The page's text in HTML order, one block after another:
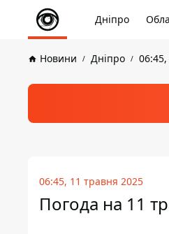
Дніпро
Новини Дніпро
06:45, 11 травня 2025
Погода на 11